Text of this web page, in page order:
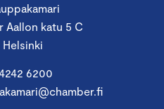
Aallon katu 5 C
Helsinki
6200